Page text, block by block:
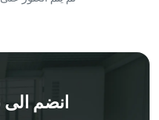
انضم الى